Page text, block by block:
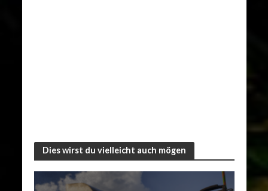
Dies wirst du vielleicht auch mögen